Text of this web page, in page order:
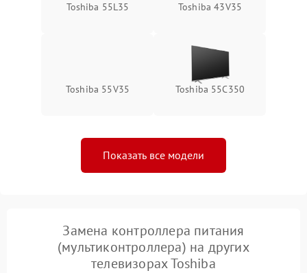
Toshiba 55L35 Toshiba 43V35
Toshiba 55V35 Toshiba 55C350
Показать все модели
Замена контроллера питания
(мультиконтроллера) на других
телевизорах Toshiba